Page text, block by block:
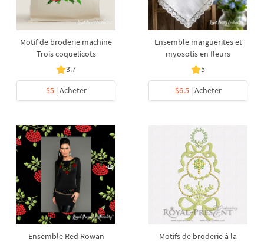
Motif de broderie machine
Trois coquelicots
3.7
$5| Acheter
Ensemble marguerites et
myosotis en fleurs
5
$6.5| Acheter
Ensemble Red Rowan
Motifs de broderie à la